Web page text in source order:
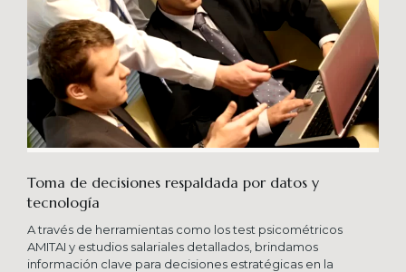
Toma de decisiones respaldada por datos y
tecnología​
A través de herramientas como los test psicométricos
AMITAI y estudios salariales detallados, brindamos
información clave para decisiones estratégicas en la